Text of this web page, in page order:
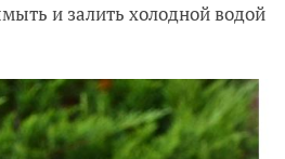
и залить холодной водой